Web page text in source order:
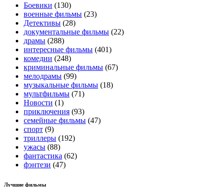
Боевики (130)
военные фильмы (23)
Детективы (28)
документальные фильмы (22)
драмы (288)
интересные фильмы (401)
комедии (248)
криминальные фильмы (67)
мелодрамы (99)
музыкальные фильмы (18)
мультфильмы (71)
Новости (1)
приключения (93)
семейные фильмы (47)
спорт (9)
триллеры (192)
ужасы (88)
фантастика (62)
фэнтези (47)
Лучшие фильмы